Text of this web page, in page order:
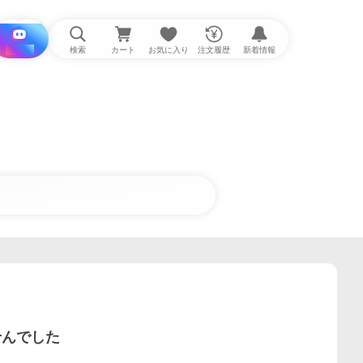
i と探す 検索 カート お気に入り 注文履歴 新着情報
でした